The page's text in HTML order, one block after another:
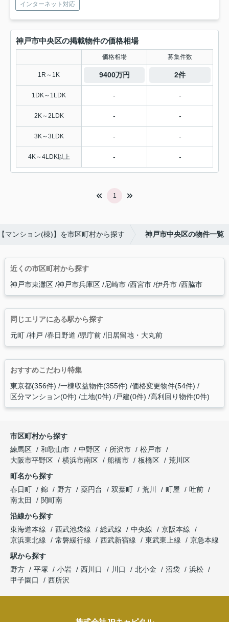
インターネット対応
神戸市中央区の掲載物件の価格相場
価格相場 募集件数
1R～1K 9400万円 2件
1DK～1LDK - -
2K～2LDK - -
3K～3LDK - -
4K～4LDK以上 - -
1
マンション(棟)】を市区町村から探す 神戸市中央区の物件一覧
近くの市区町村から探す
神戸市東灘区 神戸市兵庫区 尼崎市 西宮市 伊丹市 西脇市
同じエリアにある駅から探す
元町 神戸 春日野道 県庁前 旧居留地・大丸前
おすすめこだわり特集
東京都(356件) 一棟収益物件(355件) 価格変更物件(54件)
区分マンション(0件) 土地(0件) 戸建(0件) 高利回り物件(0件)
市区町村から探す
練馬区
和歌山市 中野区 所沢市
松戸市
大阪市平野区
横浜市南区 船橋市 板橋区
荒川区
町名から探す
春日町
錦 野方 薬円台 双葉町 荒川 町屋
吐前
南太田
関町南
沿線から探す
東海道本線
西武池袋線 総武線 中央線
京阪本線
京浜東北線
常磐緩行線 西武新宿線 東武東上線
京急本線
駅から探す
野方
平塚 小岩 西川口 川口 北小金 沼袋
浜松
甲子園口
西所沢